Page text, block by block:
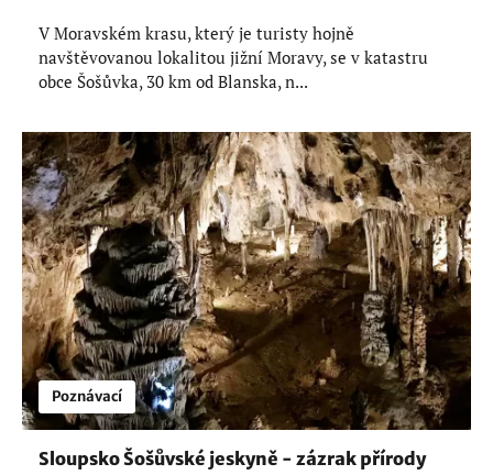
V Moravském krasu, který je turisty hojně
navštěvovanou lokalitou jižní Moravy, se v katastru
obce Šošůvka, 30 km od Blanska, n...
Poznávací
Sloupsko Šošůvské jeskyně - zázrak přírody